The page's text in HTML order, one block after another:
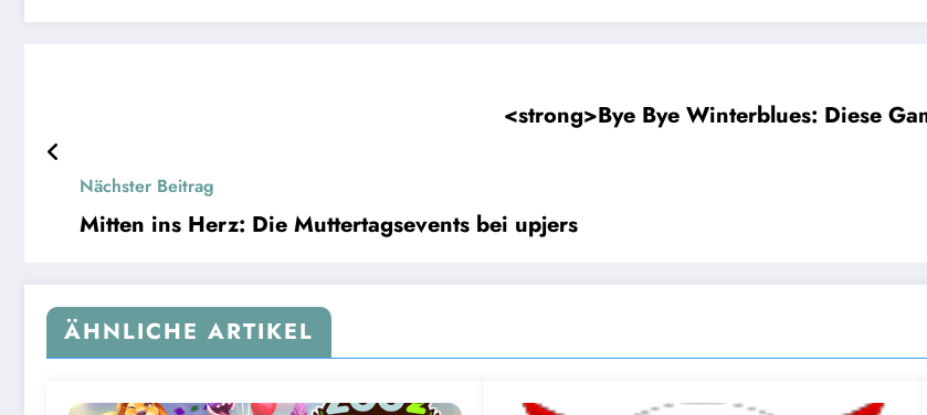
<strong>Bye Bye Winterblues: Diese
Nächster Beitrag
Mitten ins Herz: Die Muttertagsevents bei upjers
ÄHNLICHE ARTIKEL